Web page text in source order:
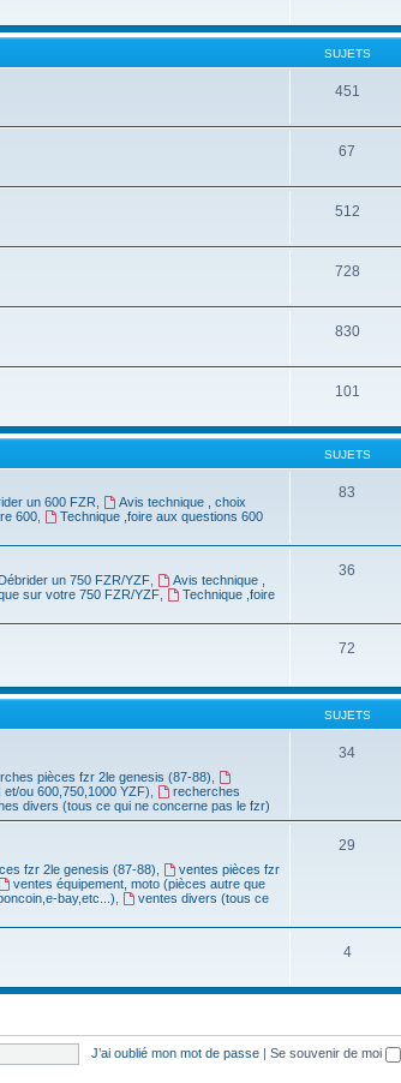
SUJETS
451
67
512
728
830
101
SUJETS
un 600 FZR
Avis technique , choix
600,
Technique ,foire aux questions 600
83
Débrider un 750 FZR/YZF,
Avis technique ,
sur votre 750 FZR/YZF,
Technique ,foire
36
72
SUJETS
pièces fzr 2le genesis (87-88)
ou 600,750,1000 YZF)
recherches
divers (tous ce qui ne concerne pas le fzr)
34
fzr 2le genesis (87-88)
ventes pièces fzr
ventes équipement, moto (pièces autre que
bay,etc...)
ventes divers (tous ce
29
4
J’ai oublié mon mot de passe | Se souvenir de moi